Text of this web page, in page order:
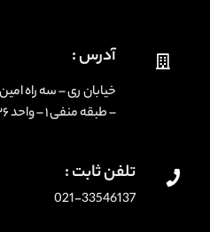
آدرس :
خیابان ری – سه راه
– طبقه منفی ۱ – واحد ۱۳۶
تلفن ثابت :
021-33546137